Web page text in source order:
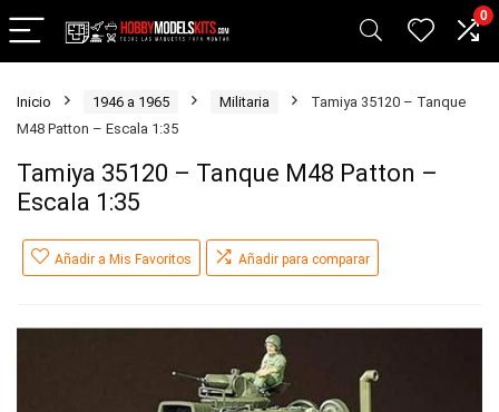
0
Inicio 1946 a 1965 Militaria
Tamiya 35120 – Tanque
M48 Patton – Escala 1:35
Tamiya 35120 – Tanque M48 Patton –
Escala 1:35
Añadir a Mis Favoritos Añadir para comparar